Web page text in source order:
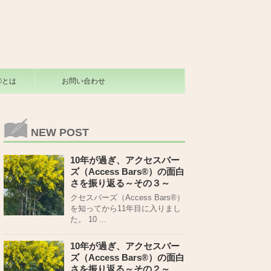
は お問い合わせ
NEW POST
10年が過ぎ、アクセスバー
ズ（Access Bars®）の面白
さを振り返る～その３～
クセスバーズ（Access Bars®）
を知ってから11年目に入りまし
た。 10 ...
10年が過ぎ、アクセスバー
ズ（Access Bars®）の面白
さを振り返る～その２～